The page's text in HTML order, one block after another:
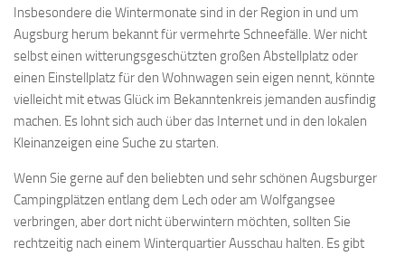
Insbesondere die Wintermonate sind in der Region in und um
Augsburg herum bekannt für vermehrte Schneefälle. Wer nicht
selbst einen witterungsgeschützten großen Abstellplatz oder
einen Einstellplatz für den Wohnwagen sein eigen nennt, könnte
vielleicht mit etwas Glück im Bekanntenkreis jemanden ausfindig
machen. Es lohnt sich auch über das Internet und in den lokalen
Kleinanzeigen eine Suche zu starten.
Wenn Sie gerne auf den beliebten und sehr schönen Augsburger
Campingplätzen entlang dem Lech oder am Wolfgangsee
verbringen, aber dort nicht überwintern möchten, sollten Sie
rechtzeitig nach einem Winterquartier Ausschau halten. Es gibt